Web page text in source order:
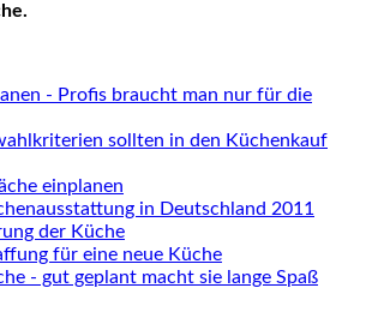
- Profis braucht man nur für die
sollten in den Küchenkauf
einplanen
in Deutschland 2011
der Küche
für eine neue Küche
- gut geplant macht sie lange Spaß